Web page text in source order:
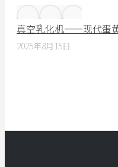
真空乳化机——现代蛋
2025年8月15日